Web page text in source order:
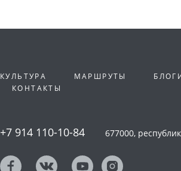
КУЛЬТУРА МАРШРУТЫ
КОНТАКТЫ
+7 914 110-10-84 677000,